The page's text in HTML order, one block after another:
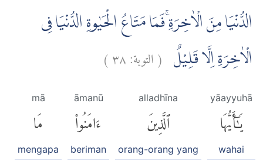
الدُّنْيَا مِنَ الْاٰخِرَةِۚ فَمَا مَتَاعُ الْحَيٰوةِ الدُّنْيَا فِى
الْاٰخِرَةِ اِلَّا قَلِيْلٌ (التوبة:٣٨)
yāayyuhā
يَٰٓأَيُّهَا
wahai
alladhīna
ٱلَّذِينَ
orang-orang yang
āmanū
ءَامَنُوا۟
beriman
mā
مَا
mengapa